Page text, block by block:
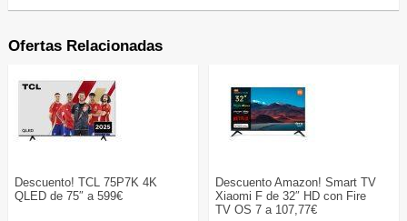
Ofertas Relacionadas
Descuento! TCL 75P7K 4K
QLED de 75″ a 599€
Descuento Amazon! Smart TV
Xiaomi F de 32″ HD con Fire
TV OS 7 a 107,77€